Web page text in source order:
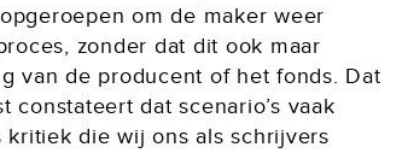
om de maker weer
zonder dat dit ook maar
van de producent of het fonds. Dat
constateert dat scenario’s vaak
kritiek die wij ons als schrijvers